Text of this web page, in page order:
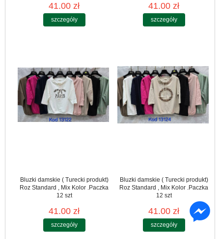
41.00 zł
szczegóły
41.00 zł
szczegóły
Bluzki damskie ( Turecki produkt)
Roz Standard , Mix Kolor .Paczka
12 szt
41.00 zł
szczegóły
Bluzki damskie ( Turecki produkt)
Roz Standard , Mix Kolor .Paczka
12 szt
41.00 zł
szczegóły